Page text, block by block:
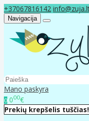
+37067816142
Navigacija
Mano paskyra
0 000€
Prekių krepšelis tuščias!